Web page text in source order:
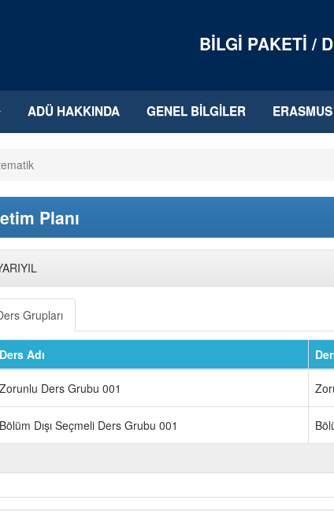
BILGI PAKETI /
ADÜ HAKKINDA GENEL BILGILER ERASMUS
Planı
Grupları
Adı
Ders Grubu 001
Dışı Seçmeli Ders Grubu 001